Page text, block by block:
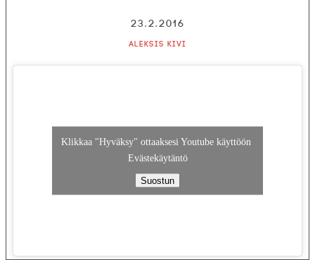
23.2.2016
Aleksis Kivi
Klikkaa "Hyväksy" ottaaksesi Youtube käyttöön
Evästekäytäntö
Suostun